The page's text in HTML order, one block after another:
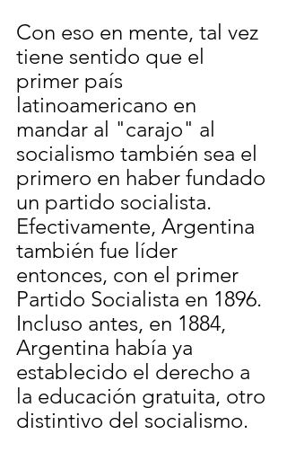
Con eso en mente, tal vez
tiene sentido que el
primer país
latinoamericano en
mandar al "carajo" al
socialismo también sea el
primero en haber fundado
un partido socialista.
Efectivamente, Argentina
también fue líder
entonces, con el primer
Partido Socialista en 1896.
Incluso antes, en 1884,
Argentina había ya
establecido el derecho a
la educación gratuita, otro
distintivo del socialismo.